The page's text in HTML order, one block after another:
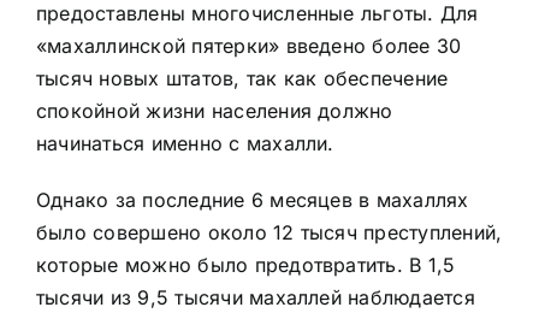
предоставлены многочисленные льготы. Для
«махаллинской пятерки» введено более 30
тысяч новых штатов, так как обеспечение
спокойной жизни населения должно
начинаться именно с махалли.
Однако за последние 6 месяцев в махаллях
было совершено около 12 тысяч преступлений,
которые можно было предотвратить. В 1,5
тысячи из 9,5 тысячи махаллей наблюдается